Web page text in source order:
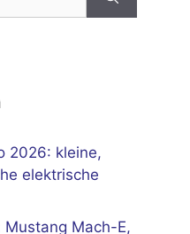
2026: kleine,
elektrische
Mach-E,